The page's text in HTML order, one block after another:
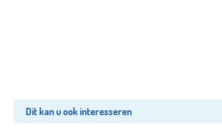
Dit kan u ook interesseren